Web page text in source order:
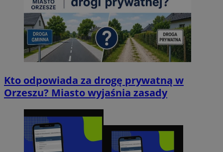
Kto odpowiada za drogę prywatną w
Orzeszu? Miasto wyjaśnia zasady